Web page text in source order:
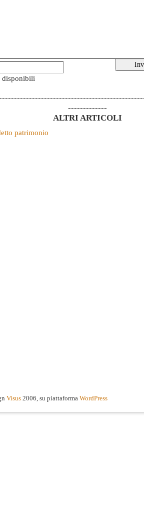
disponibili
-------------
ALTRI ARTICOLI
patrimonio
Visus 2006, su piattaforma WordPress